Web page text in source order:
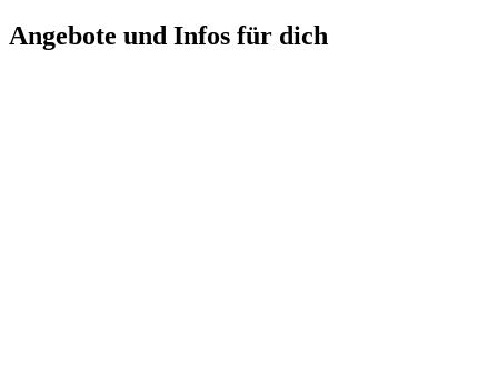
Angebote und Infos für dich